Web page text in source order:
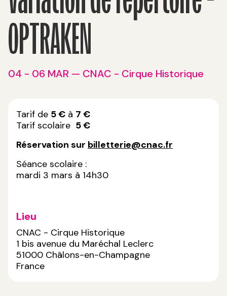
OPTRAKEN
04 - 06 MAR — CNAC - Cirque Historique
Tarif de 5 € à 7 €
Tarif scolaire 5 €
Réservation sur billetterie@cnac.fr
Séance scolaire :
mardi 3 mars à 14h30
Lieu
CNAC - Cirque Historique
1 bis avenue du Maréchal Leclerc
51000 Châlons-en-Champagne
France